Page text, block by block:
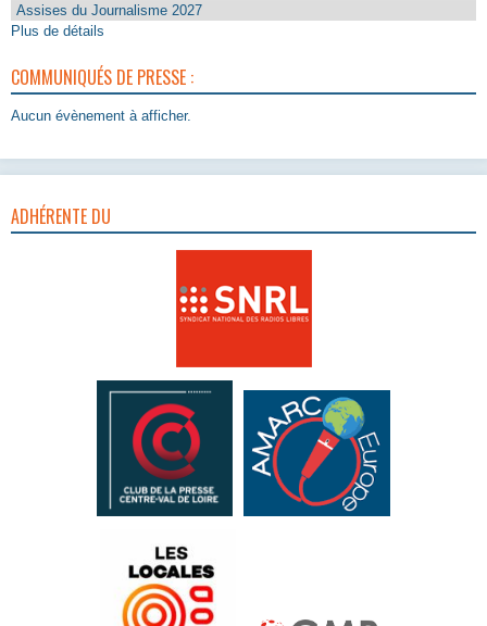
Assises du Journalisme 2027
Plus de détails
COMMUNIQUÉS DE PRESSE :
Aucun évènement à afficher.
ADHÉRENTE DU